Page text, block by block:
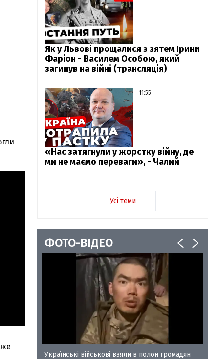
Як у Львові прощалися з зятем Ірини
Фаріон - Василем Особою, який
загинув на війні (трансляція)
11:55
«Нас затягнули у жорстку війну, де
ми не маємо переваги», - Чалий
Усі теми
ФОТО-ВІДЕО
Українські військові взяли в полон громадян